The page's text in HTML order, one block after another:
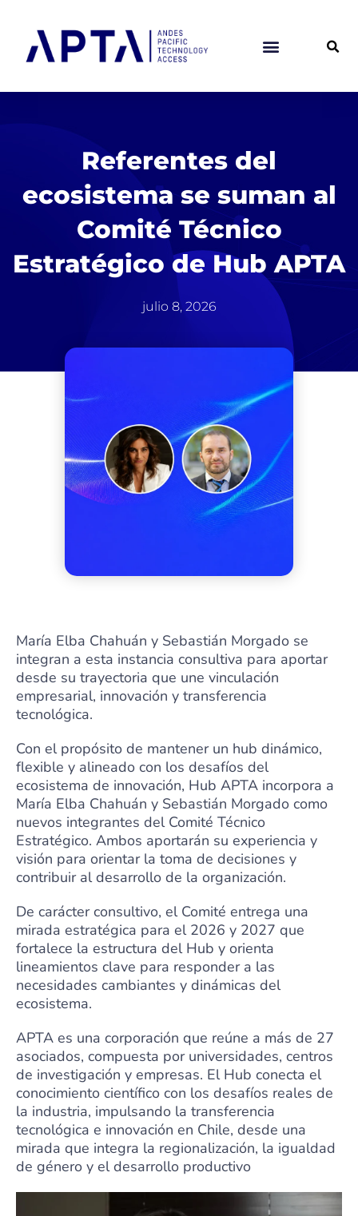
contenido
Referentes del
ecosistema se suman al
Comité Técnico
Estratégico de Hub APTA
julio 8, 2026
María Elba Chahuán y Sebastián Morgado se
integran a esta instancia consultiva para aportar
desde su trayectoria que une vinculación
empresarial, innovación y transferencia
tecnológica.
Con el propósito de mantener un hub dinámico,
flexible y alineado con los desafíos del
ecosistema de innovación, Hub APTA incorpora a
María Elba Chahuán y Sebastián Morgado como
nuevos integrantes del Comité Técnico
Estratégico. Ambos aportarán su experiencia y
visión para orientar la toma de decisiones y
contribuir al desarrollo de la organización.
De carácter consultivo, el Comité entrega una
mirada estratégica para el 2026 y 2027 que
fortalece la estructura del Hub y orienta
lineamientos clave para responder a las
necesidades cambiantes y dinámicas del
ecosistema.
APTA es una corporación que reúne a más de 27
asociados, compuesta por universidades, centros
de investigación y empresas. El Hub conecta el
conocimiento científico con los desafíos reales de
la industria, impulsando la transferencia
tecnológica e innovación en Chile, desde una
mirada que integra la regionalización, la igualdad
de género y el desarrollo productivo